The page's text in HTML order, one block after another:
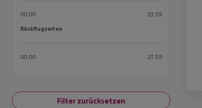
00:00 23:59
Rückflugzeiten
Rückflugzeiten
00:00 23:59
Filter zurücksetzen